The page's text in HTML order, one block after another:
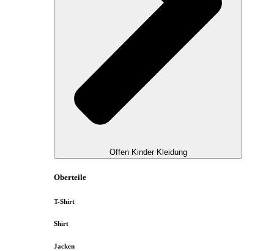
Offen Kinder Kleidung
Oberteile
T-Shirt
Shirt
Jacken